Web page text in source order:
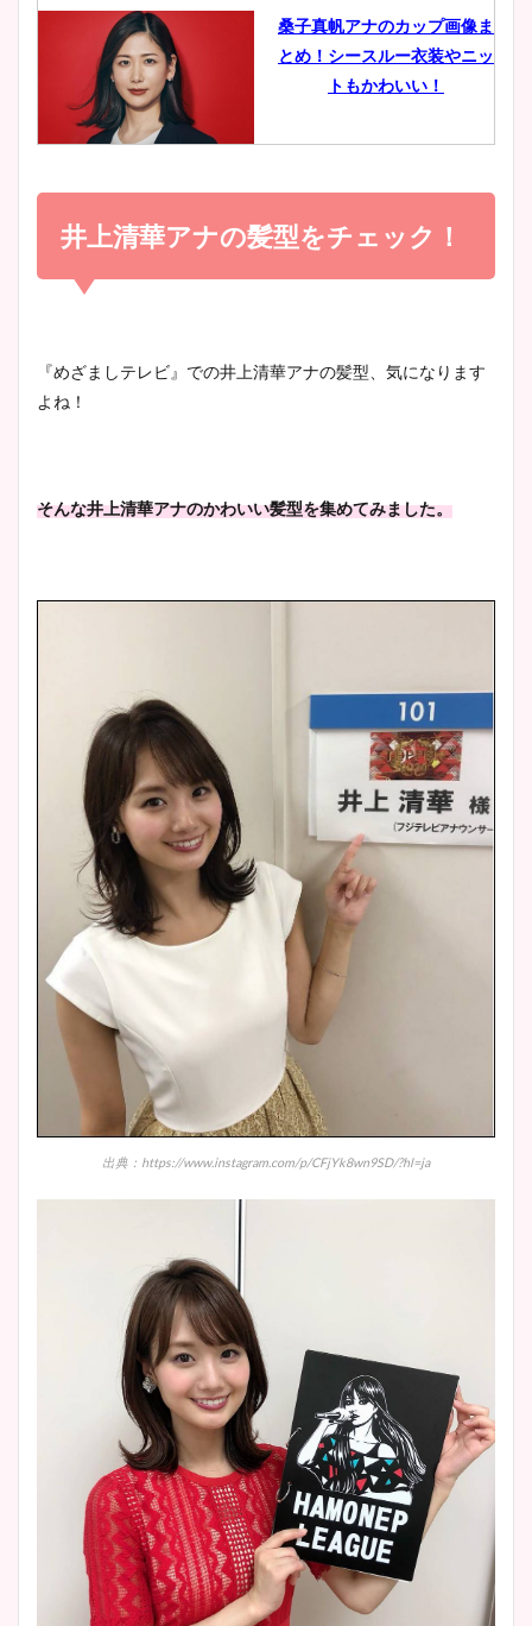
豊島実季アナのカップ画像ま
とめ！美脚や水着姿に年齢も
宇賀神メグアナのニット画像
桑子真帆アナのカップ画像ま
とめ！シースルー衣装やニッ
トもかわいい！
小室瑛莉子のカップ画像まと
め！足が美脚でニット衣装も
かわいい！
清水麻椰アナのかわいい画
安藤萌々アナのカップ画像や
ニット衣装まとめ！美足の筋
肉も凄い！
鈴木唯の太ってた時の体重が
ヤバすぎww原因や痩せたダ
イエット方は？昔と現在を画
豊島実季アナのカップ画像ま
とめ！美脚や水着姿に年齢も
宇賀神メグアナのニット画像
池谷実悠アナのメガネ画像が
かわいい！カップや水着姿も
まとめた！
井上清華アナの髪型をチェック！
『めざましテレビ』での井上清華アナの髪型、気になります
よね！
そんな井上清華アナのかわいい髪型を集めてみました。
出典：https://www.instagram.com/p/CFjYk8wn9SD/?hl=ja